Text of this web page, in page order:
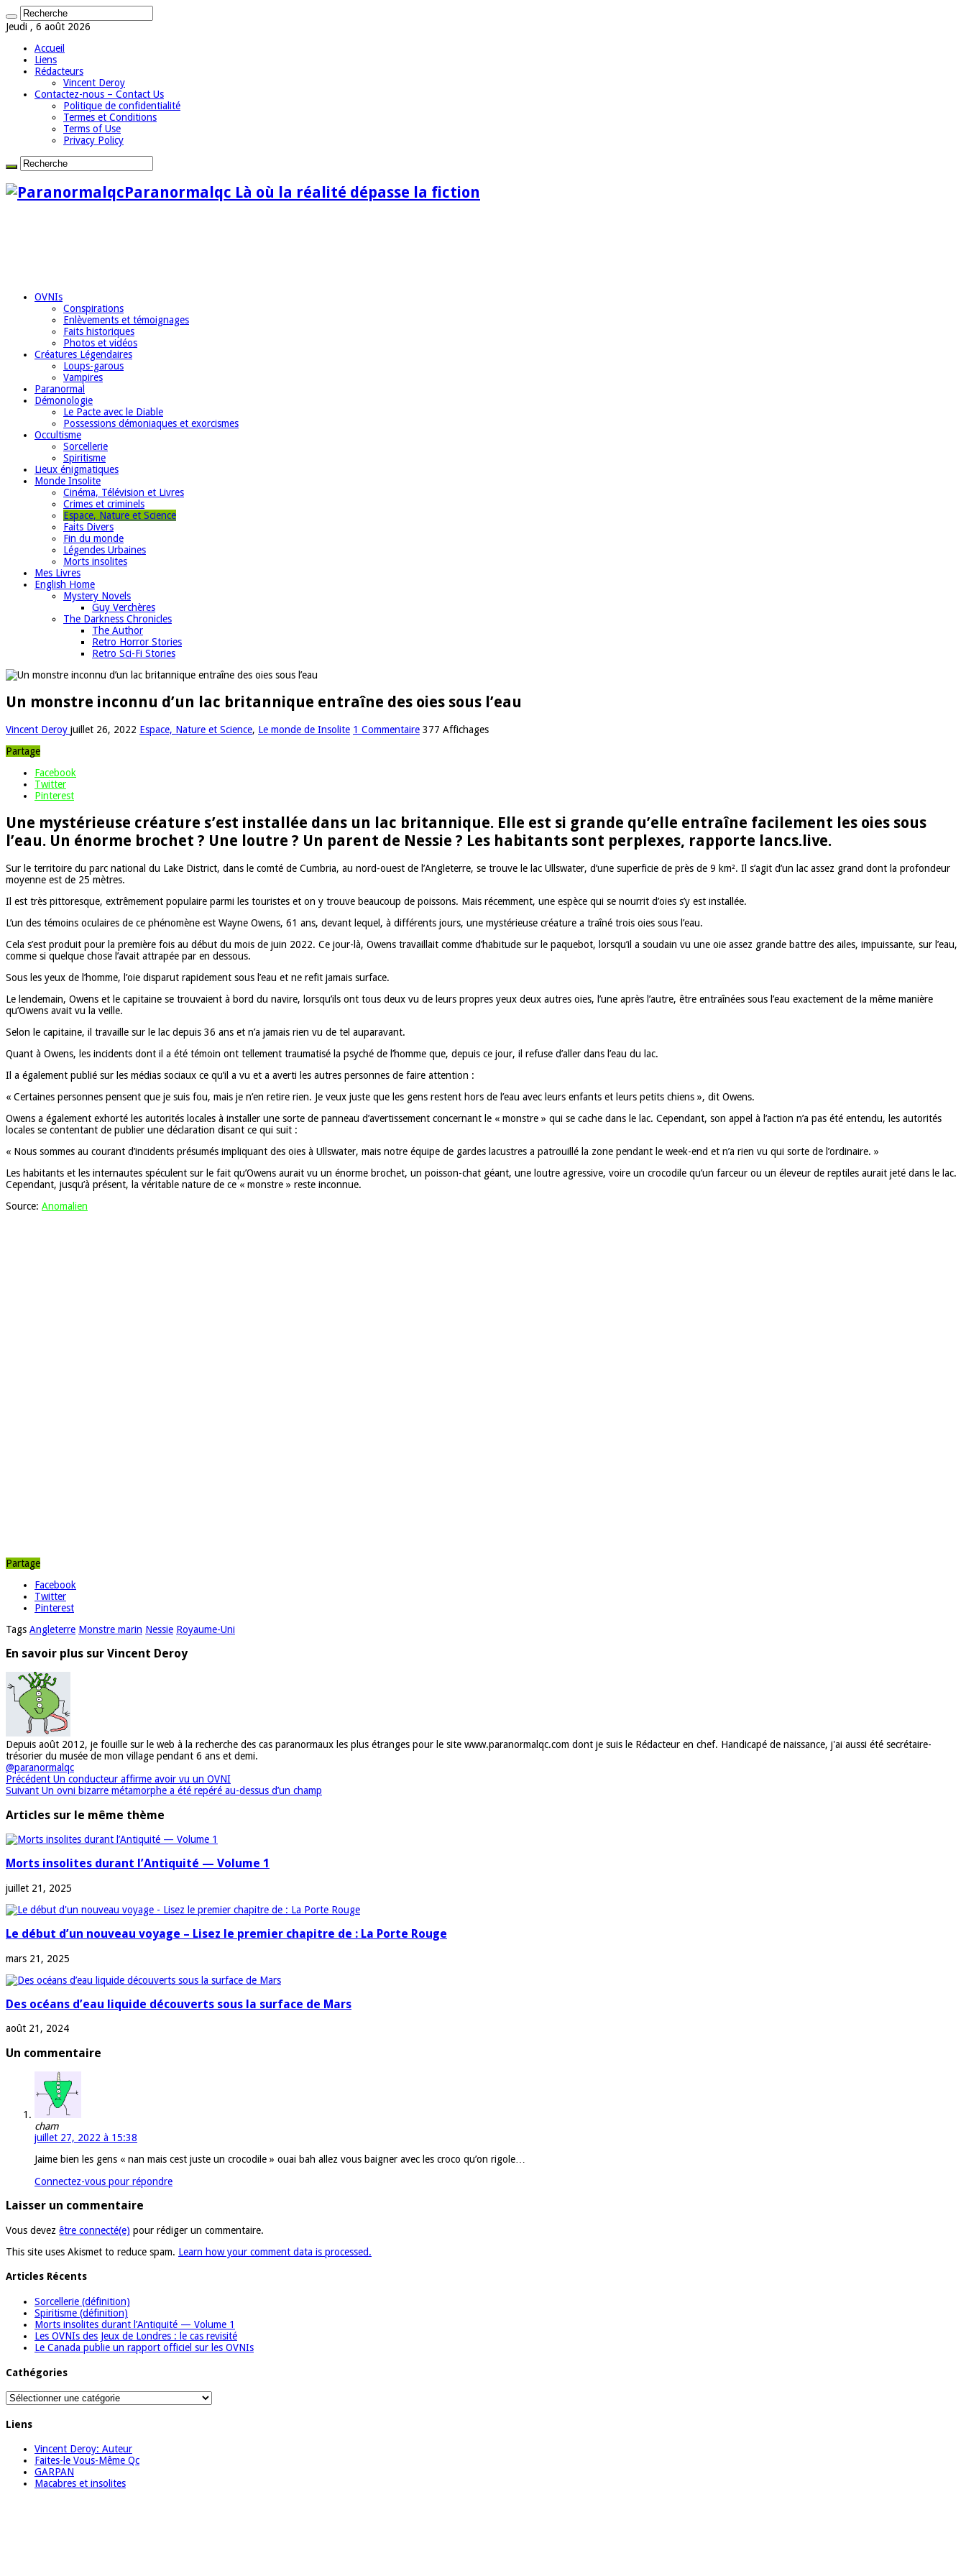
Jeudi , 6 août 2026
Accueil
Liens
Rédacteurs
Vincent Deroy
Contactez-nous – Contact Us
Politique de confidentialité
Termes et Conditions
Terms of Use
Privacy Policy
Paranormalqc Là où la réalité dépasse la fiction
OVNIs
Conspirations
Enlèvements et témoignages
Faits historiques
Photos et vidéos
Créatures Légendaires
Loups-garous
Vampires
Paranormal
Démonologie
Le Pacte avec le Diable
Possessions démoniaques et exorcismes
Occultisme
Sorcellerie
Spiritisme
Lieux énigmatiques
Monde Insolite
Cinéma, Télévision et Livres
Crimes et criminels
Espace, Nature et Science
Faits Divers
Fin du monde
Légendes Urbaines
Morts insolites
Mes Livres
English Home
Mystery Novels
Guy Verchères
The Darkness Chronicles
The Author
Retro Horror Stories
Retro Sci-Fi Stories
Un monstre inconnu d’un lac britannique entraîne des oies sous l’eau
Vincent Deroy juillet 26, 2022 Espace, Nature et Science, Le monde de Insolite 1 Commentaire 377 Affichages
Partage
Facebook
Twitter
Pinterest
Une mystérieuse créature s’est installée dans un lac britannique. Elle est si grande qu’elle entraîne facilement les oies sous
l’eau. Un énorme brochet ? Une loutre ? Un parent de Nessie ? Les habitants sont perplexes, rapporte lancs.live.
Sur le territoire du parc national du Lake District, dans le comté de Cumbria, au nord-ouest de l’Angleterre, se trouve le lac Ullswater, d’une superficie de près de 9 km². Il s’agit d’un lac assez grand dont la profondeur
moyenne est de 25 mètres.
Il est très pittoresque, extrêmement populaire parmi les touristes et on y trouve beaucoup de poissons. Mais récemment, une espèce qui se nourrit d’oies s’y est installée.
L’un des témoins oculaires de ce phénomène est Wayne Owens, 61 ans, devant lequel, à différents jours, une mystérieuse créature a traîné trois oies sous l’eau.
Cela s’est produit pour la première fois au début du mois de juin 2022. Ce jour-là, Owens travaillait comme d’habitude sur le paquebot, lorsqu’il a soudain vu une oie assez grande battre des ailes, impuissante, sur l’eau,
comme si quelque chose l’avait attrapée par en dessous.
Sous les yeux de l’homme, l’oie disparut rapidement sous l’eau et ne refit jamais surface.
Le lendemain, Owens et le capitaine se trouvaient à bord du navire, lorsqu’ils ont tous deux vu de leurs propres yeux deux autres oies, l’une après l’autre, être entraînées sous l’eau exactement de la même manière
qu’Owens avait vu la veille.
Selon le capitaine, il travaille sur le lac depuis 36 ans et n’a jamais rien vu de tel auparavant.
Quant à Owens, les incidents dont il a été témoin ont tellement traumatisé la psyché de l’homme que, depuis ce jour, il refuse d’aller dans l’eau du lac.
Il a également publié sur les médias sociaux ce qu’il a vu et a averti les autres personnes de faire attention :
« Certaines personnes pensent que je suis fou, mais je n’en retire rien. Je veux juste que les gens restent hors de l’eau avec leurs enfants et leurs petits chiens », dit Owens.
Owens a également exhorté les autorités locales à installer une sorte de panneau d’avertissement concernant le « monstre » qui se cache dans le lac. Cependant, son appel à l’action n’a pas été entendu, les autorités
locales se contentant de publier une déclaration disant ce qui suit :
« Nous sommes au courant d’incidents présumés impliquant des oies à Ullswater, mais notre équipe de gardes lacustres a patrouillé la zone pendant le week-end et n’a rien vu qui sorte de l’ordinaire. »
Les habitants et les internautes spéculent sur le fait qu’Owens aurait vu un énorme brochet, un poisson-chat géant, une loutre agressive, voire un crocodile qu’un farceur ou un éleveur de reptiles aurait jeté dans le lac.
Cependant, jusqu’à présent, la véritable nature de ce « monstre » reste inconnue.
Source: Anomalien
Partage
Facebook
Twitter
Pinterest
Tags Angleterre Monstre marin Nessie Royaume-Uni
En savoir plus sur Vincent Deroy
Depuis août 2012, je fouille sur le web à la recherche des cas paranormaux les plus étranges pour le site www.paranormalqc.com dont je suis le Rédacteur en chef. Handicapé de naissance, j'ai aussi été secrétaire-
trésorier du musée de mon village pendant 6 ans et demi.
@paranormalqc
Précédent Un conducteur affirme avoir vu un OVNI
Suivant Un ovni bizarre métamorphe a été repéré au-dessus d’un champ
Articles sur le même thème
Morts insolites durant l’Antiquité — Volume 1
juillet 21, 2025
Le début d’un nouveau voyage – Lisez le premier chapitre de : La Porte Rouge
mars 21, 2025
Des océans d’eau liquide découverts sous la surface de Mars
août 21, 2024
Un commentaire
cham
juillet 27, 2022 à 15:38
Jaime bien les gens « nan mais cest juste un crocodile » ouai bah allez vous baigner avec les croco qu’on rigole…
Connectez-vous pour répondre
Laisser un commentaire
Vous devez être connecté(e) pour rédiger un commentaire.
This site uses Akismet to reduce spam. Learn how your comment data is processed.
Articles Récents
Sorcellerie (définition)
Spiritisme (définition)
Morts insolites durant l’Antiquité — Volume 1
Les OVNIs des Jeux de Londres : le cas revisité
Le Canada publie un rapport officiel sur les OVNIs
Cathégories
Cathégories
Liens
Vincent Deroy: Auteur
Faites-le Vous-Même Qc
GARPAN
Macabres et insolites